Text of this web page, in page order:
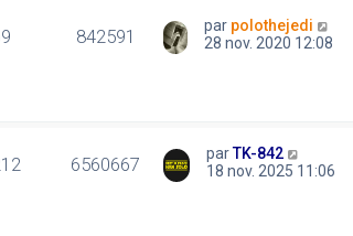
842591 par polothejedi
28 nov. 2020 12:08
6560667 parTK-842
18 nov. 2025 11:06